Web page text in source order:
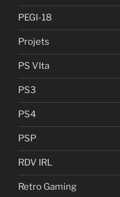
PEGI-18
Projets
PS VIta
PS3
PS4
PSP
RDV IRL
Retro Gaming